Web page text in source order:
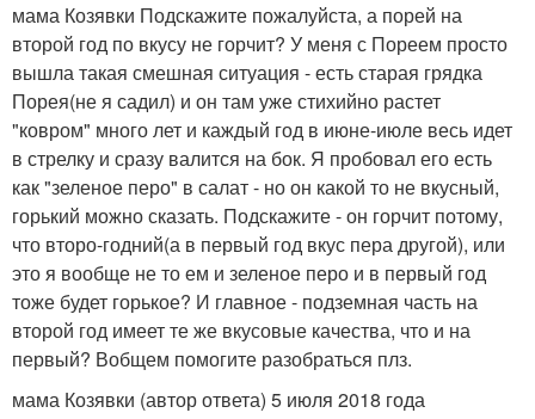
мама Козявки Подскажите пожалуйста, а порей на
второй год по вкусу не горчит? У меня с Пореем просто
вышла такая смешная ситуация - есть старая грядка
Порея(не я садил) и он там уже стихийно растет
"ковром" много лет и каждый год в июне-июле весь идет
в стрелку и сразу валится на бок. Я пробовал его есть
как "зеленое перо" в салат - но он какой то не вкусный,
горький можно сказать. Подскажите - он горчит потому,
что второ-годний(а в первый год вкус пера другой), или
это я вообще не то ем и зеленое перо и в первый год
тоже будет горькое? И главное - подземная часть на
второй год имеет те же вкусовые качества, что и на
первый? Вобщем помогите разобраться плз.
мама Козявки (автор ответа) 5 июля 2018 года